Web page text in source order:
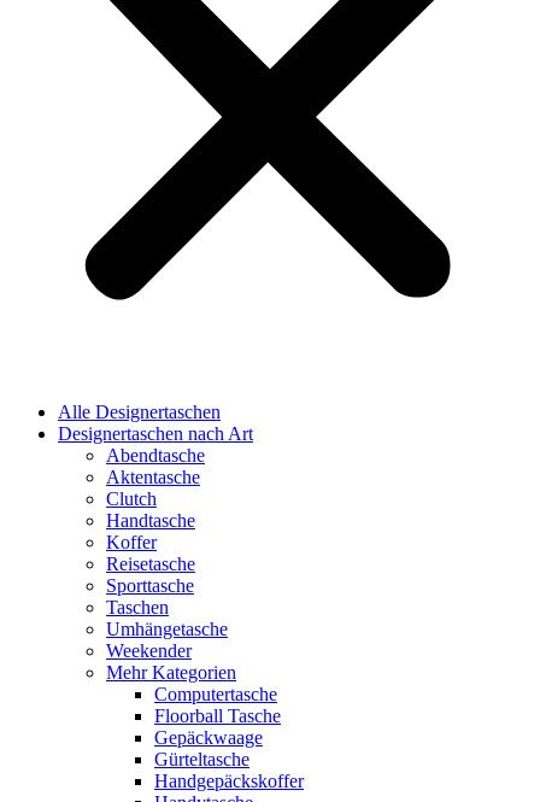
Alle Designertaschen
Designertaschen nach Art
Abendtasche
Aktentasche
Clutch
Handtasche
Koffer
Reisetasche
Sporttasche
Taschen
Umhängetasche
Weekender
Mehr Kategorien
Computertasche
Floorball Tasche
Gepäckwaage
Gürteltasche
Handgepäckskoffer